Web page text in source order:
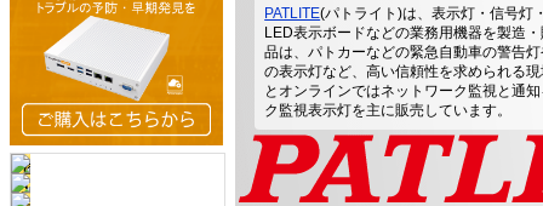
PATLITE(パトライト)は、表示灯・信号灯
LED表示ボードなどの業務用機器を製造
品は、パトカーなどの緊急自動車の警告
の表示灯など、高い信頼性を求められる
とオンラインではネットワーク監視と通
ク監視表示灯を主に販売しています。